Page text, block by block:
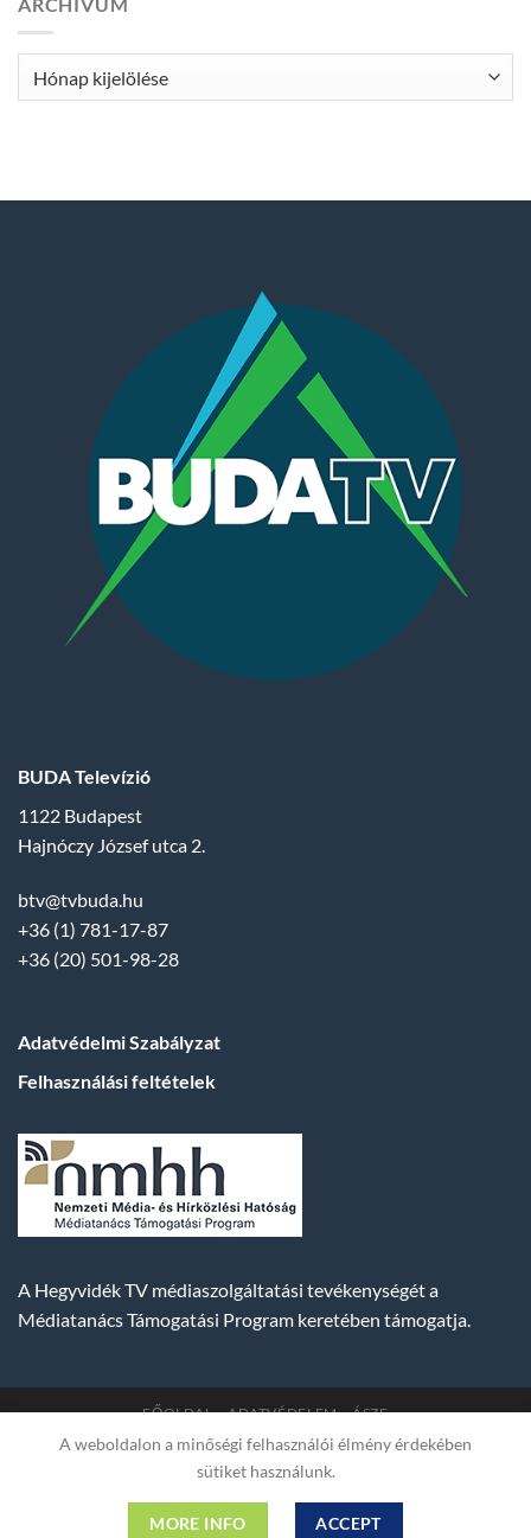
BUDA Televízió
1122 Budapest
Hajnóczy József utca 2.
btv@tvbuda.hu
+36 (1) 781-17-87
+36 (20) 501-98-28
Adatvédelmi Szabályzat
Felhasználási feltételek
A Hegyvidék TV médiaszolgáltatási tevékenységét a
Médiatanács Támogatási Program keretében támogatja.
FŐOLDAL ADATVÉDELEM ÁSZF
Copyright 2007-2026 © BUDA TV | Hegyvidék Média
Műsorszolgáltató Kft. | Budapest, Hungary, XII. Hajnóczy József
utca 2. fszt. | Cg. 01-09-882523 | A weboldal 256 bit SSL COMODO
titkosítással védve
A weboldalon a minőségi felhasználói élmény érdekében
sütiket használunk.
MORE INFO ACCEPT